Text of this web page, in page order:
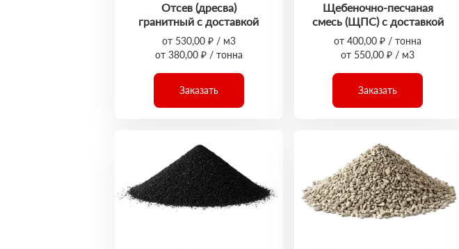
Отсев (дресва)
гранитный с доставкой
от 530,00 ₽ / м3
от 380,00 ₽ / тонна
Заказать
Щебеночно-песчаная
смесь (ЩПС) с доставкой
от 400,00 ₽ / тонна
от 550,00 ₽ / м3
Заказать